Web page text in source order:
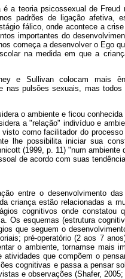
a teoria psicossexual de
padrões de ligação afetiva,
fálico, onde acontece a
importantes do
começa a desenvolver o Ego
na medida em que a
e Sullivan colocam mais
nas pulsões sexuais, mas
o ambiente e ficou
a "relação" indivíduo e
como facilitador do
lhe possibilita iniciar sua
(1999, p. 11) "num
de acordo com suas
entre o desenvolvimento
criança estão relacionadas a
cognitivos onde constatou
Os esquemas (estrutura
que seguem o
pré-operatório (2 aos 7
o ambiente, tornamse mais
atividades que compõem o
cognitivas e passa a pensar
e observações (Shafer,